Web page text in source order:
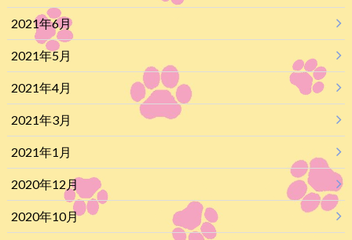
2021年6月
2021年5月
2021年4月
2021年3月
2021年1月
2020年12月
2020年10月